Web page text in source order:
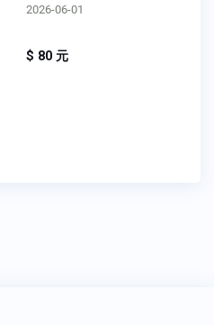
2026-06-01
$ 80 元